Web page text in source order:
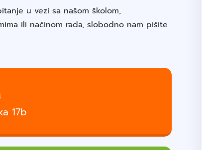
u vezi sa našom školom,
ili načinom rada, slobodno nam pišite
17b